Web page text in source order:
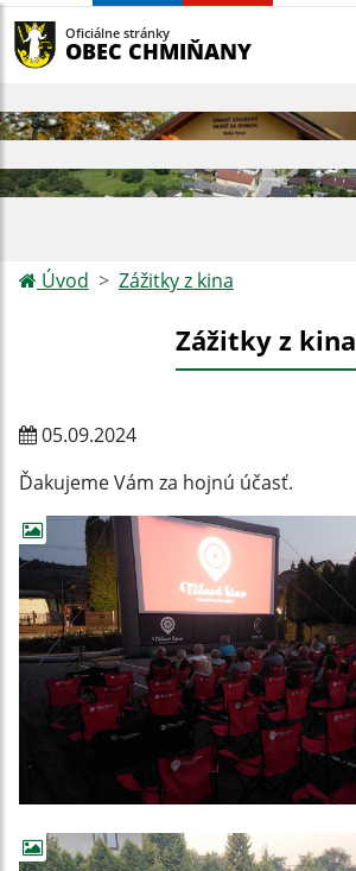
Oficiálne stránky
OBEC CHMIŇANY
Úvod Zážitky z kina
Zážitky z kina
05.09.2024
Ďakujeme Vám za hojnú účasť.